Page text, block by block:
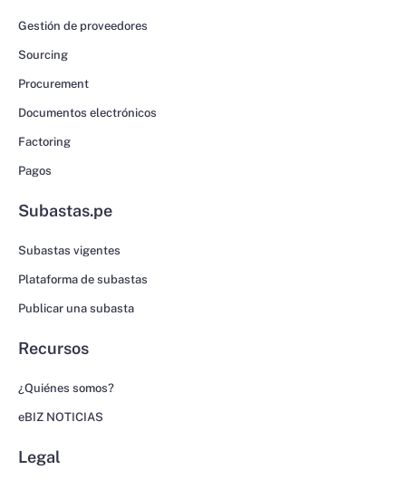
Gestión de proveedores
Sourcing
Procurement
Documentos electrónicos
Factoring
Pagos
Subastas.pe
Subastas vigentes
Plataforma de subastas
Publicar una subasta
Recursos
¿Quiénes somos?
eBIZ NOTICIAS
Legal